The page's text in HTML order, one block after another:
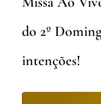
do 2º
intenções!